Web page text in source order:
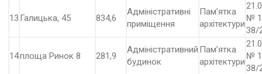
13 Галицька, 45 834,6
Адміністративні
приміщення
Пам’ятка
архітектури
№
38/
14площа Ринок 8 281,9
Адміністративний
будинок
Пам’ятка
архітектури
№
38/